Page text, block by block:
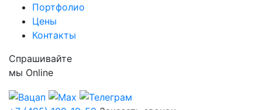
Портфолио
Цены
Контакты
Спрашивайте
мы Online